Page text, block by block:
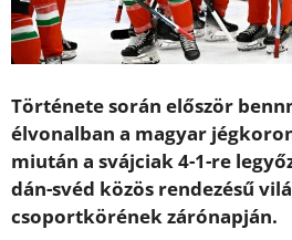
Története során először
élvonalban a magyar
miután a svájciak 4-1-re
dán-svéd közös rendezésű
csoportkörének zárónapján.